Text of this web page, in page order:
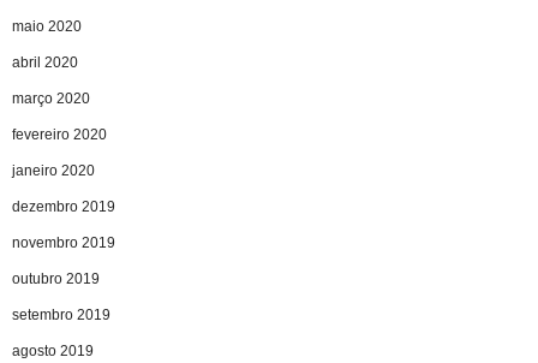
maio 2020
abril 2020
março 2020
fevereiro 2020
janeiro 2020
dezembro 2019
novembro 2019
outubro 2019
setembro 2019
agosto 2019